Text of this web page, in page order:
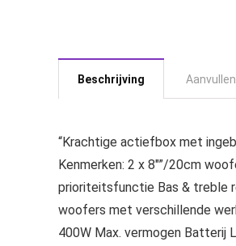
Beschrijving
“Krachtige actiefbox met
Kenmerken: 2 x 8″”/20cm
prioriteitsfunctie Bas & treble
woofers met verschillende
400W Max. vermogen Batterij